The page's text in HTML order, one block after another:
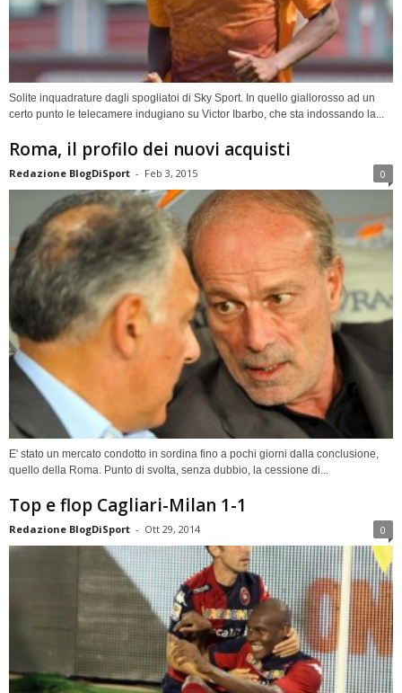
Solite inquadrature dagli spogliatoi di Sky Sport. In quello giallorosso ad un
certo punto le telecamere indugiano su Victor Ibarbo, che sta indossando la...
Roma, il profilo dei nuovi acquisti
Redazione BlogDiSport - Feb 3, 2015 0
E' stato un mercato condotto in sordina fino a pochi giorni dalla conclusione,
quello della Roma. Punto di svolta, senza dubbio, la cessione di...
Top e flop Cagliari-Milan 1-1
Redazione BlogDiSport - Ott 29, 2014 0